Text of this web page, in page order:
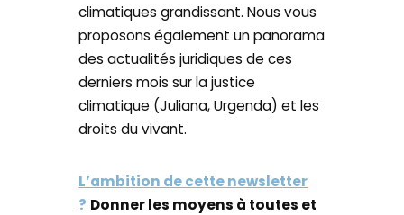
climatiques grandissant. Nous vous
proposons également un panorama
des actualités juridiques de ces
derniers mois sur la justice
climatique (Juliana, Urgenda) et les
droits du vivant.
L’ambition de cette newsletter
? Donner les moyens à toutes et